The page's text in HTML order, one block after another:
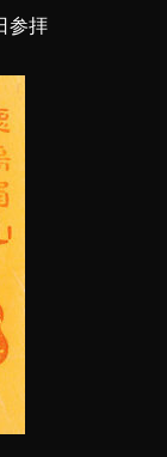
参拝